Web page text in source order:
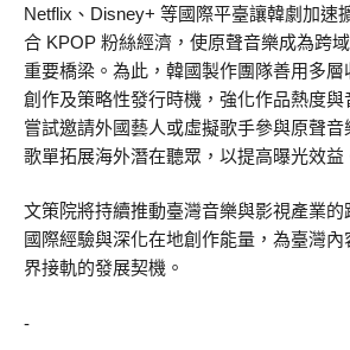
Netflix、Disney+ 等國際平臺讓韓劇加速
合 KPOP 粉絲經濟，使原聲音樂成為跨
重要橋梁。為此，韓國製作團隊善用多
創作及策略性發行時機，強化作品熱度
嘗試邀請外國藝人或虛擬歌手參與原聲
歌單拓展海外潛在聽眾，以提高曝光效益
文策院將持續推動臺灣音樂與影視產業的
國際經驗與深化在地創作能量，為臺灣
界接軌的發展契機。
-